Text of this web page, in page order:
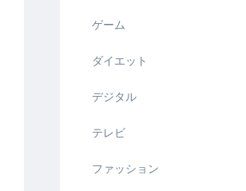
ゲーム
ダイエット
デジタル
テレビ
ファッション